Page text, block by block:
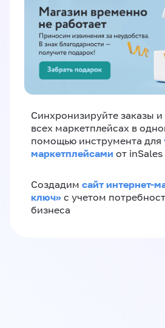
Синхронизируйте заказы и
всех маркетплейсах в
помощью инструмента для
маркетплейсами от inSales
Создадим сайт интернет-
ключ» с учетом
бизнеса